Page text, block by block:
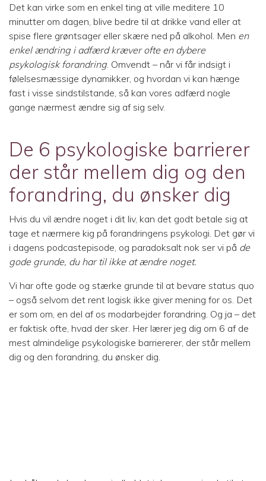
Det kan virke som en enkel ting at ville meditere 10
minutter om dagen, blive bedre til at drikke vand eller at
spise flere grøntsager eller skære ned på alkohol. Men en
enkel ændring i adfærd kræver ofte en dybere
psykologisk forandring. Omvendt – når vi får indsigt i
følelsesmæssige dynamikker, og hvordan vi kan hænge
fast i visse sindstilstande, så kan vores adfærd nogle
gange nærmest ændre sig af sig selv.
De 6 psykologiske barrierer
der står mellem dig og den
forandring, du ønsker dig
Hvis du vil ændre noget i dit liv, kan det godt betale sig at
tage et nærmere kig på forandringens psykologi. Det gør vi
i dagens podcastepisode, og paradoksalt nok ser vi på de
gode grunde, du har til ikke at ændre noget.
Vi har ofte gode og stærke grunde til at bevare status quo
– også selvom det rent logisk ikke giver mening for os. Det
er som om, en del af os modarbejder forandring. Og ja – det
er faktisk ofte, hvad der sker. Her lærer jeg dig om 6 af de
mest almindelige psykologiske barriererer, der står mellem
dig og den forandring, du ønsker dig.